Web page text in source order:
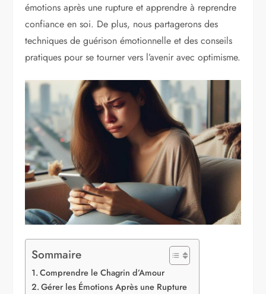
émotions après une rupture et apprendre à reprendre
confiance en soi. De plus, nous partagerons des
techniques de guérison émotionnelle et des conseils
pratiques pour se tourner vers l’avenir avec optimisme.
Sommaire
Comprendre le Chagrin d’Amour
Gérer les Émotions Après une Rupture